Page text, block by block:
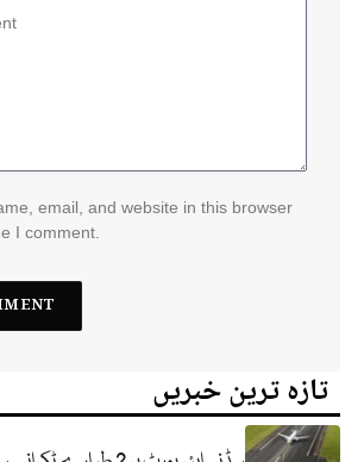
email, and website in this browser
I comment.
تازہ ترین خبریں